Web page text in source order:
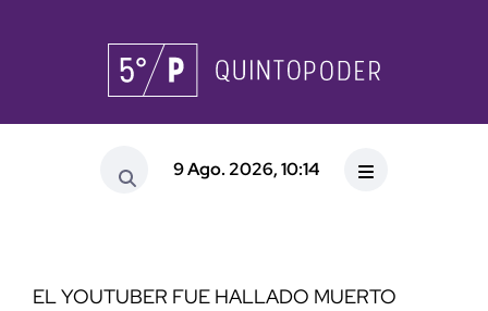
9 Ago. 2026, 10:14
EL YOUTUBER FUE HALLADO MUERTO